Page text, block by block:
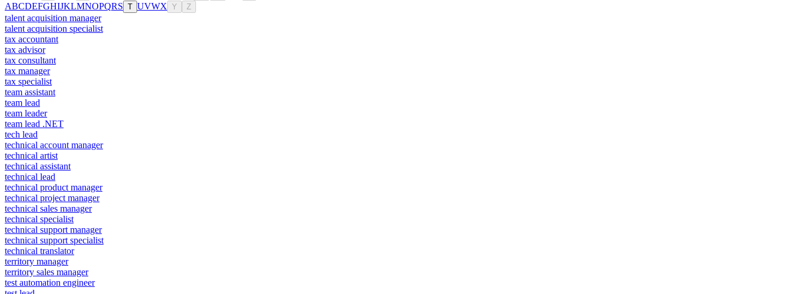
ABCDEFGHIJKLMNOPQRS T UVWX Y Z
talent acquisition manager
talent acquisition specialist
tax accountant
tax advisor
tax consultant
tax manager
tax specialist
team assistant
team lead
team leader
team lead .NET
tech lead
technical account manager
technical artist
technical assistant
technical lead
technical product manager
technical project manager
technical sales manager
technical specialist
technical support manager
technical support specialist
technical translator
territory manager
territory sales manager
test automation engineer